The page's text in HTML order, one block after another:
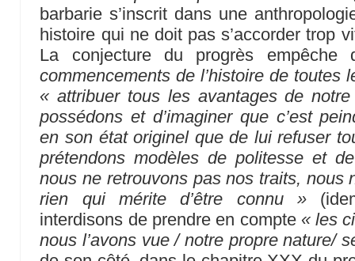
barbarie s’inscrit dans une
histoire qui ne doit pas s’accorder trop
La conjecture du progrès
commencements de l’histoire de toutes
« attribuer tous les avantages de
possédons et d’imaginer que c’est
en son état originel que de lui refuser
prétendons modèles de politesse et
nous ne retrouvons pas nos traits, nous
rien qui mérite d’être connu »
interdisons de prendre en compte « les
nous l’avons vue / notre propre nature/